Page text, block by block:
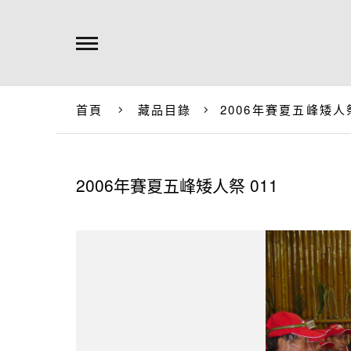
首頁 藏品目錄 2006年賽夏五峰矮
2006年賽夏五峰矮人祭 011